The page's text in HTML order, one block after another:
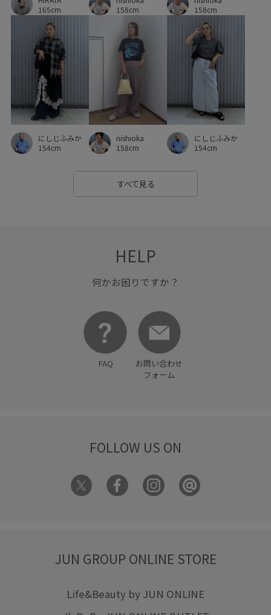
快適な着心地 柔らかい肌触り
柔らかい風合い 美シルエット 落ち感
足捌きが楽 通気性 長財布
165cm
158cm
158cm
にしじふみか
154cm
nishioka
158cm
にしじふみか
154cm
すべて見る
HELP
何かお困りですか？
FAQ
お問い合わせ
フォーム
FOLLOW US ON
JUN GROUP ONLINE STORE
Life&Beauty by JUN ONLINE